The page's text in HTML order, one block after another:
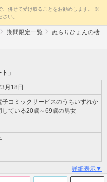
併せて受け取ることをお勧めします。 ※
い。
期間限定一覧
ぬらりひょんの棲
」
月18日
子コミックサービスのうちいずれか
している20歳～69歳の男女
詳細表示▼